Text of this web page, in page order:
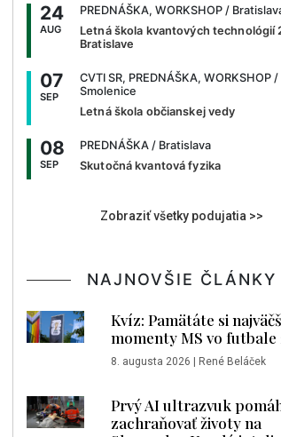
24
AUG
PREDNÁŠKA, WORKSHOP /
Letná škola kvantových technológií
Bratislave
07
SEP
CVTI SR, PREDNÁŠKA, WORKSHOP /
Smolenice
Letná škola občianskej vedy
08
SEP
PREDNÁŠKA / Bratislava
Skutočná kvantová fyzika
Zobraziť všetky podujatia >>
NAJNOVŠIE ČLÁNKY
Kvíz: Pamätáte si
momenty MS vo futbale
8. augusta 2026 | René Beláček
Prvý AI ultrazvuk
zachraňovať životy na